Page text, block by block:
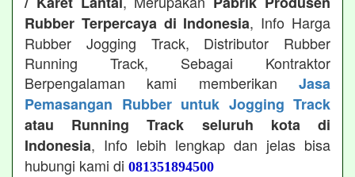
Rubber Terpercaya di Indonesia, Info Harga
Rubber Jogging Track, Distributor Rubber
Running Track, Sebagai Kontraktor
Berpengalaman kami memberikan Jasa
Pemasangan Rubber untuk Jogging Track
atau Running Track seluruh kota di
Indonesia, Info lebih lengkap dan jelas bisa
hubungi kami di 081351894500